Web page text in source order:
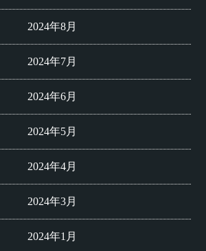
2024年8月
2024年7月
2024年6月
2024年5月
2024年4月
2024年3月
2024年1月